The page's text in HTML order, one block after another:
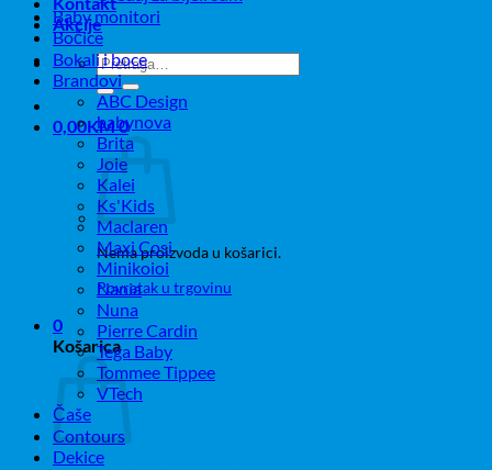
Akcije
Pretraži:
0,00KM0
Nema proizvoda u košarici.
Povratak u trgovinu
0
Košarica
Baby monitori
Bočice
Bokali i boce
Brandovi
ABC Design
babynova
Brita
Joie
Kalei
Ks'Kids
Maclaren
Maxi Cosi
Minikoioi
Nania
Nuna
Pierre Cardin
Tega Baby
Tommee Tippee
VTech
Čaše
Contours
Dekice